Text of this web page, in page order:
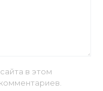
в этом